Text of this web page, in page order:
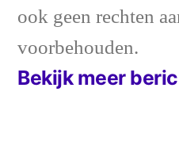
ook geen rechten
voorbehouden.
Bekijk meer